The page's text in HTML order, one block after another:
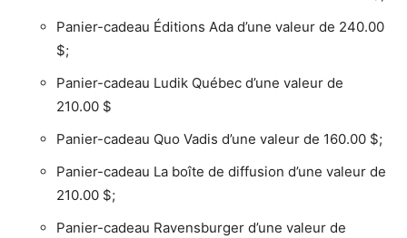
Panier-cadeau Éditions Ada d’une valeur de 240.00
$;
Panier-cadeau Ludik Québec d’une valeur de
210.00 $
Panier-cadeau Quo Vadis d’une valeur de 160.00 $;
Panier-cadeau La boîte de diffusion d’une valeur de
210.00 $;
Panier-cadeau Ravensburger d’une valeur de